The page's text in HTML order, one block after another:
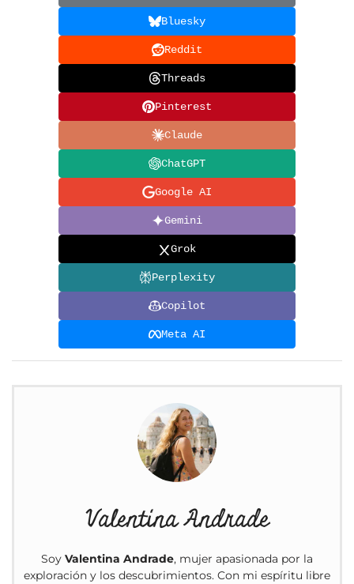
Bluesky
Reddit
Threads
Pinterest
Claude
ChatGPT
Google AI
Gemini
Grok
Perplexity
Copilot
Meta AI
Valentina Andrade
Soy Valentina Andrade, mujer apasionada por la
exploración y los descubrimientos. Con mi espíritu libre